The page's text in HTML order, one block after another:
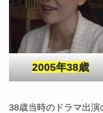
2005年38歳
38歳当時のドラマ出